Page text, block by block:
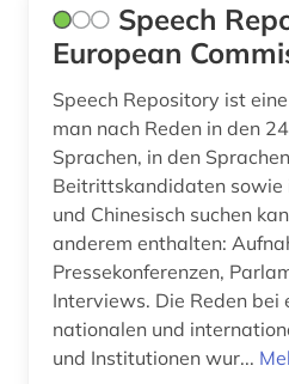
Speech
European
Speech Repository ist
man nach Reden in den
Sprachen, in den
Beitrittskandidaten sowie
und Chinesisch suchen
anderem enthalten:
Pressekonferenzen,
Interviews. Die Reden bei
nationalen und
und Institutionen wur...